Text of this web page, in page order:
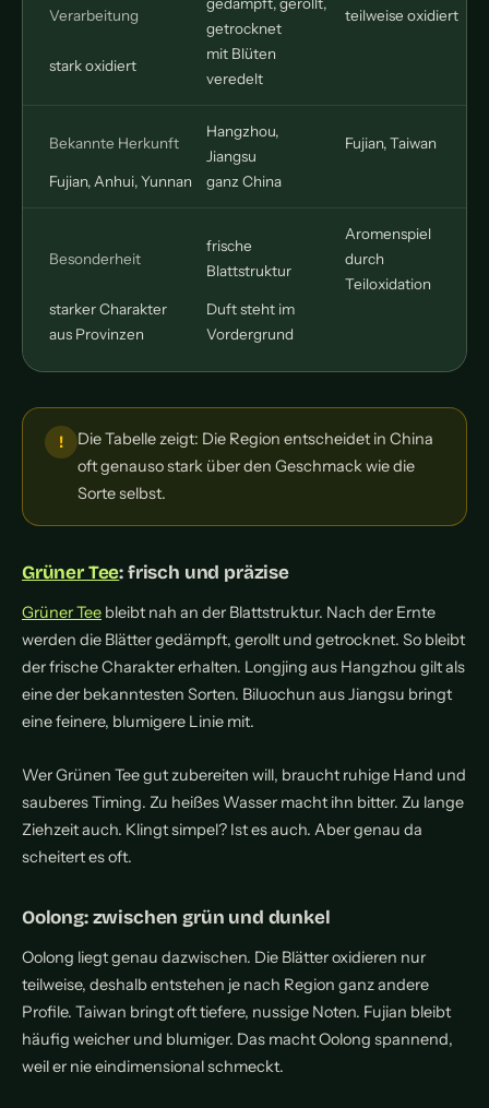
Verarbeitung
getrocknet
teilweise oxidiert
stark oxidiert
mit Blüten
veredelt
Bekannte Herkunft
Hangzhou,
Jiangsu
Fujian, Taiwan
Fujian, Anhui, Yunnan ganz China
Besonderheit
frische
Blattstruktur
Aromenspiel
durch
Teiloxidation
starker Charakter
aus Provinzen
Duft steht im
Vordergrund
Die Tabelle zeigt: Die Region entscheidet in China
oft genauso stark über den Geschmack wie die
Sorte selbst.
Grüner Tee: frisch und präzise
Grüner Tee bleibt nah an der Blattstruktur. Nach der Ernte
werden die Blätter gedämpft, gerollt und getrocknet. So bleibt
der frische Charakter erhalten. Longjing aus Hangzhou gilt als
eine der bekanntesten Sorten. Biluochun aus Jiangsu bringt
eine feinere, blumigere Linie mit.
Wer Grünen Tee gut zubereiten will, braucht ruhige Hand und
sauberes Timing. Zu heißes Wasser macht ihn bitter. Zu lange
Ziehzeit auch. Klingt simpel? Ist es auch. Aber genau da
scheitert es oft.
Oolong: zwischen grün und dunkel
Oolong liegt genau dazwischen. Die Blätter oxidieren nur
teilweise, deshalb entstehen je nach Region ganz andere
Profile. Taiwan bringt oft tiefere, nussige Noten. Fujian bleibt
häufig weicher und blumiger. Das macht Oolong spannend,
weil er nie eindimensional schmeckt.